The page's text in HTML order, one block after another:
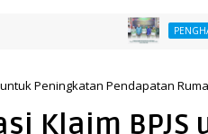
PENGHARGAAN
Peningkatan Pendapatan
Klaim BPJS